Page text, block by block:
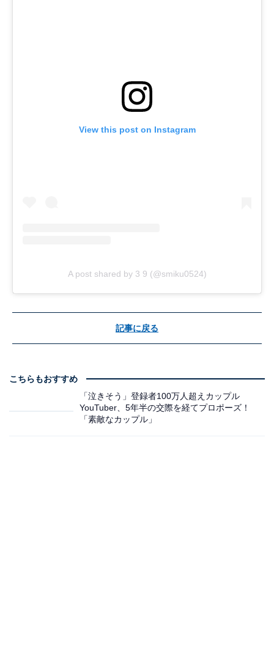
View this post on Instagram
A post shared by 3 9 (@smiku0524)
記事に戻る
こちらもおすすめ
「泣きそう」登録者100万人超えカップル
YouTuber、5年半の交際を経てプロポーズ！
「素敵なカップル」